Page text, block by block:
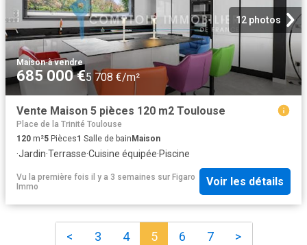
12 photos
Maison·à vendre
685 000 €5 708 €/m²
Vente Maison 5 pièces 120 m2 Toulouse
Place de la Trinité Toulouse
120 m²5 Pièces1 Salle de bainMaison
·Jardin·Terrasse·Cuisine équipée·Piscine
Vu la première fois il y a 3 semaines sur Figaro
Immo
Voir les détails
< 3 4 5 6 7 >